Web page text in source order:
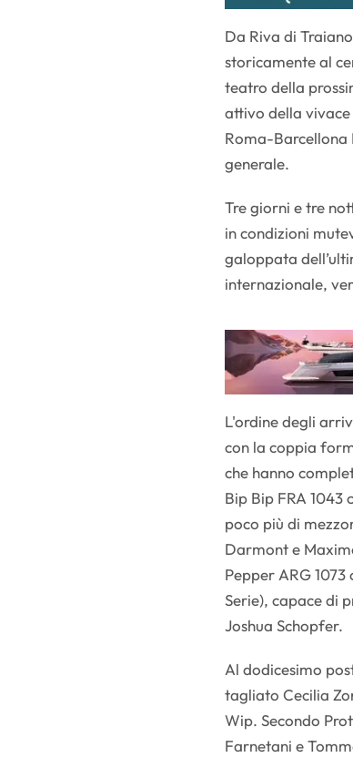
Da Riva di
storicamente al
teatro della
attivo della
Roma-Barcellona
generale.
Tre giorni e tre
in condizioni
galoppata
internazionale,
L'ordine degli
con la coppia
che hanno
Bip Bip FRA
poco più di
Darmont e
Pepper ARG
Serie), capace di
Joshua Schopfer.
Al dodicesimo
tagliato Cecilia
Wip. Secondo
Farnetani e